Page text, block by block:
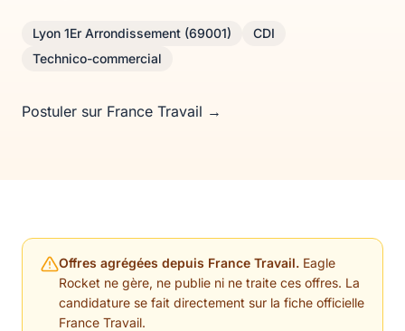
Lyon 1Er Arrondissement (69001)
CDI
Technico-commercial
Postuler sur France Travail →
Offres agrégées depuis France Travail. Eagle
Rocket ne gère, ne publie ni ne traite ces offres. La
candidature se fait directement sur la fiche officielle
France Travail.